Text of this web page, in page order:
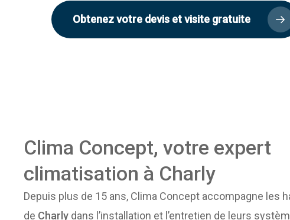
Obtenez votre devis et visite gratuite
Clima Concept, votre expert
climatisation à Charly
Depuis plus de 15 ans, Clima Concept accompagne les
de Charly dans l’installation et l’entretien de leurs